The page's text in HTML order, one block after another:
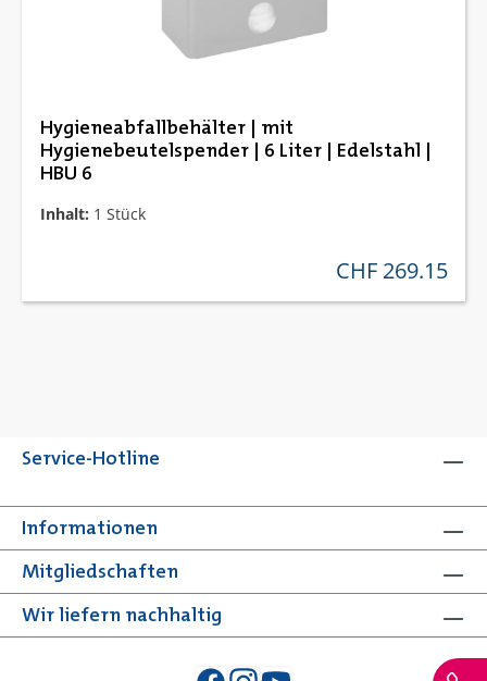
Hygieneabfallbehälter | mit
Hygienebeutelspender | 6 Liter | Edelstahl |
HBU 6
Inhalt: 1 Stück
regulärer preis:
CHF 269.15
Service-Hotline
Mitgliedschaften
Informationen
Wir liefern nachhaltig